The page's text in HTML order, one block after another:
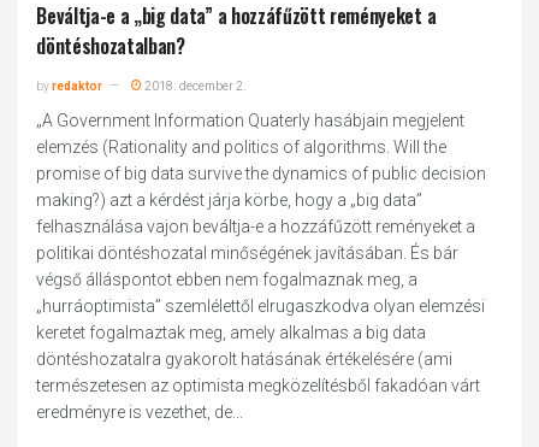
Beváltja-e a „big data” a hozzáfűzött reményeket a
döntéshozatalban?
byredaktor 2018. december 2.
„A Government Information Quaterly hasábjain megjelent
elemzés (Rationality and politics of algorithms. Will the
promise of big data survive the dynamics of public decision
making?) azt a kérdést járja körbe, hogy a „big data”
felhasználása vajon beváltja-e a hozzáfűzött reményeket a
politikai döntéshozatal minőségének javításában. És bár
végső álláspontot ebben nem fogalmaznak meg, a
„hurráoptimista” szemlélettől elrugaszkodva olyan elemzési
keretet fogalmaztak meg, amely alkalmas a big data
döntéshozatalra gyakorolt hatásának értékelésére (ami
természetesen az optimista megközelítésből fakadóan várt
eredményre is vezethet, de...